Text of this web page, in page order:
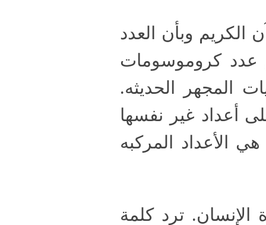
ترد 65 مره في القرآن الكريم وبأن العدد
العدد 46 يطابق عدد كروموسومات
العام 1955 بواسطة تقنيات المجهر الحديثه.
أعداد غير نفسها
الأعداد المركبه
ترد كلمة